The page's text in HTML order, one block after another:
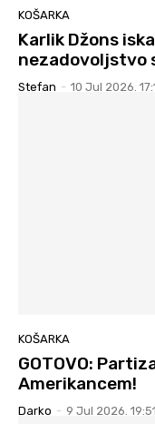
KOŠARKA
Karlik Džons
nezadovoljstvo
Stefan - 10 Jul 2026.
KOŠARKA
GOTOVO:
Amerikancem!
Darko - 9 Jul 2026. 19:51